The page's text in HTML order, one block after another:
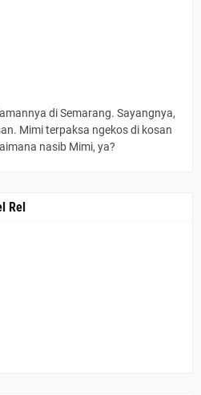
di Semarang. Sayangnya,
Mimi terpaksa ngekos di kosan
nasib Mimi, ya?
Rel